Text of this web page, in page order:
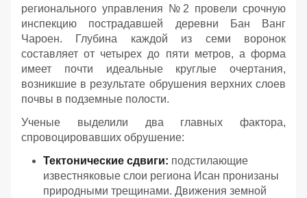
регионального управления №2 провели срочную
инспекцию пострадавшей деревни Бан Ванг
Чароен. Глубина каждой из семи воронок
составляет от четырех до пяти метров, а форма
имеет почти идеальные круглые очертания,
возникшие в результате обрушения верхних слоев
почвы в подземные полости.
Ученые выделили два главных фактора,
спровоцировавших обрушение:
Тектонические сдвиги: подстилающие
известняковые слои региона Исан пронизаны
природными трещинами. Движения земной